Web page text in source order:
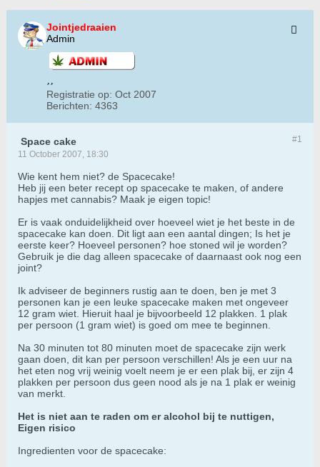
Jointjedraaien
Admin
Registratie op: Oct 2007
Berichten: 4363
#1
Space cake
11 October 2007, 18:30
Wie kent hem niet? de Spacecake!
Heb jij een beter recept op spacecake te maken, of andere
hapjes met cannabis? Maak je eigen topic!
Er is vaak onduidelijkheid over hoeveel wiet je het beste in de
spacecake kan doen. Dit ligt aan een aantal dingen; Is het je
eerste keer? Hoeveel personen? hoe stoned wil je worden?
Gebruik je die dag alleen spacecake of daarnaast ook nog een
joint?
Ik adviseer de beginners rustig aan te doen, ben je met 3
personen kan je een leuke spacecake maken met ongeveer
12 gram wiet. Hieruit haal je bijvoorbeeld 12 plakken. 1 plak
per persoon (1 gram wiet) is goed om mee te beginnen.
Na 30 minuten tot 80 minuten moet de spacecake zijn werk
gaan doen, dit kan per persoon verschillen! Als je een uur na
het eten nog vrij weinig voelt neem je er een plak bij, er zijn 4
plakken per persoon dus geen nood als je na 1 plak er weinig
van merkt.
Het is niet aan te raden om er alcohol bij te nuttigen,
Eigen risico
Ingredienten voor de spacecake: